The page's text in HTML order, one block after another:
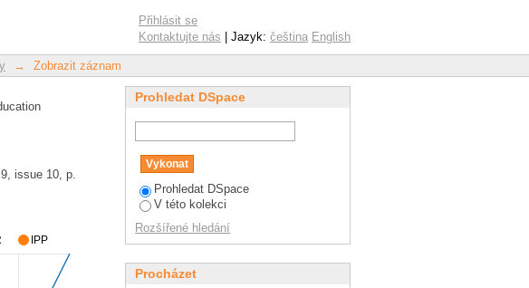
of use in European higher
Přihlásit se
Kontaktujte nás | Jazyk: čeština English
→ Zobrazit záznam
issue 10, p.
IPP
Prohledat DSpace
Prohledat DSpace
V této kolekci
Rozšířené hledání
Procházet